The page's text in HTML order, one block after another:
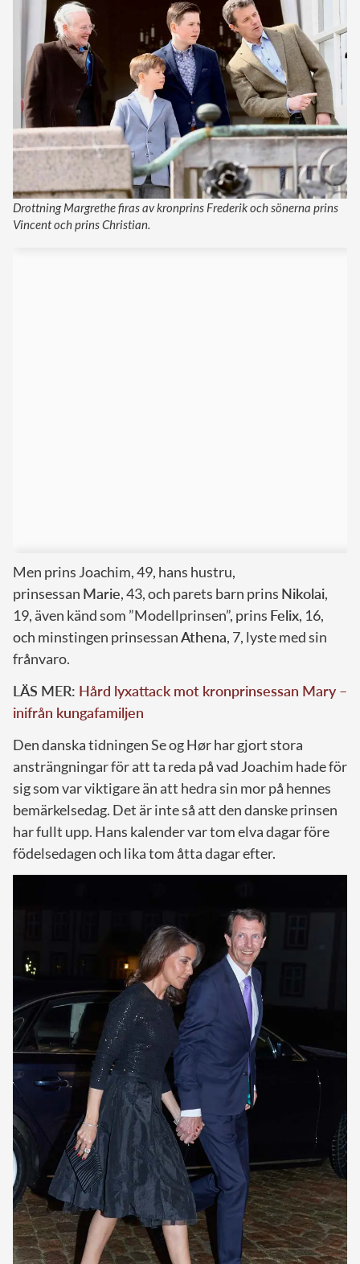
Drottning Margrethe firas av kronprins Frederik och sönerna prins
Vincent och prins Christian.
Men prins Joachim, 49, hans hustru,
prinsessan Marie, 43, och parets barn prins Nikolai,
19, även känd som ”Modellprinsen”, prins Felix, 16,
och minstingen prinsessanAthena, 7, lyste med sin
frånvaro.
LÄS MER: Hård lyxattack mot kronprinsessan Mary –
inifrån kungafamiljen
Den danska tidningen Se og Hør har gjort stora
ansträngningar för att ta reda på vad Joachim hade för
sig som var viktigare än att hedra sin mor på hennes
bemärkelsedag. Det är inte så att den danske prinsen
har fullt upp. Hans kalender var tom elva dagar före
födelsedagen och lika tom åtta dagar efter.